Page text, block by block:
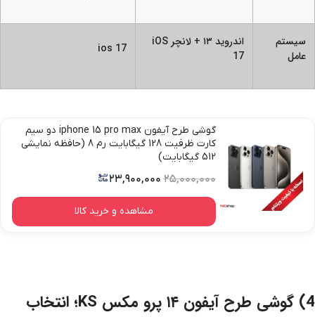
سیستم
عامل
اندروید ۱۳ + لانچر iOS
17
ios 17
گوشی طرح آیفون iphone 15 pro max دو سیم
کارت ظرفیت 128 گیگابایت رم 8 (حافظه نمایشی
512 گیگابایت)
۲۵,۰۰۰,۰۰۰ ۲۳,۹۰۰,۰۰۰
مشاهده و خرید کالا
4) گوشی طرح آیفون ۱۴ پرو مکس KS؛ انتخاب